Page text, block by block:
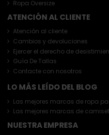
Ropa Oversize
ATENCIÓN AL CLIENTE
Atención al cliente
Cambios y devoluciones
Ejercer el derecho de
Guía De Tallas
Contacte con nosotros
LO MÁS LEÍDO DEL BLOG
Las mejores marcas de ropa
Las mejores marcas de
NUESTRA EMPRESA